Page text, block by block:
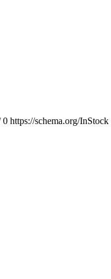
0 https://schema.org/InStock